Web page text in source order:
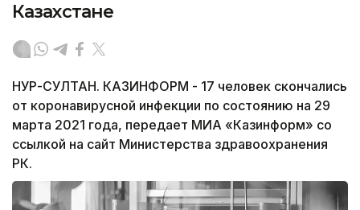
Казахстане
НУР-СУЛТАН. КАЗИНФОРМ - 17 человек скончались
от коронавирусной инфекции по состоянию на 29
марта 2021 года, передает МИА «Казинформ» со
ссылкой на сайт Министерства здравоохранения
РК.